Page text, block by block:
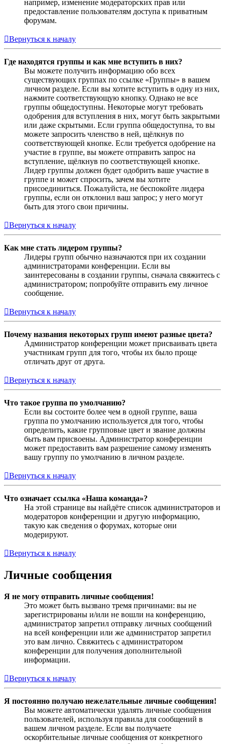
например, изменение модераторских прав или
предоставление пользователям доступа к приватным
форумам.
Вернуться к началу
Где находятся группы и как мне вступить в них?
Вы можете получить информацию обо всех
существующих группах по ссылке «Группы» в вашем
личном разделе. Если вы хотите вступить в одну из них,
нажмите соответствующую кнопку. Однако не все
группы общедоступны. Некоторые могут требовать
одобрения для вступления в них, могут быть закрытыми
или даже скрытыми. Если группа общедоступна, то вы
можете запросить членство в ней, щёлкнув по
соответствующей кнопке. Если требуется одобрение на
участие в группе, вы можете отправить запрос на
вступление, щёлкнув по соответствующей кнопке.
Лидер группы должен будет одобрить ваше участие в
группе и может спросить, зачем вы хотите
присоединиться. Пожалуйста, не беспокойте лидера
группы, если он отклонил ваш запрос; у него могут
быть для этого свои причины.
Вернуться к началу
Как мне стать лидером группы?
Лидеры групп обычно назначаются при их создании
администраторами конференции. Если вы
заинтересованы в создании группы, сначала свяжитесь с
администратором; попробуйте отправить ему личное
сообщение.
Вернуться к началу
Почему названия некоторых групп имеют разные цвета?
Администратор конференции может присваивать цвета
участникам групп для того, чтобы их было проще
отличать друг от друга.
Вернуться к началу
Что такое группа по умолчанию?
Если вы состоите более чем в одной группе, ваша
группа по умолчанию используется для того, чтобы
определить, какие групповые цвет и звание должны
быть вам присвоены. Администратор конференции
может предоставить вам разрешение самому изменять
вашу группу по умолчанию в личном разделе.
Вернуться к началу
Что означает ссылка «Наша команда»?
На этой странице вы найдёте список администраторов и
модераторов конференции и другую информацию,
такую как сведения о форумах, которые они
модерируют.
Вернуться к началу
Личные сообщения
Я не могу отправить личные сообщения!
Это может быть вызвано тремя причинами: вы не
зарегистрированы и/или не вошли на конференцию,
администратор запретил отправку личных сообщений
на всей конференции или же администратор запретил
это вам лично. Свяжитесь с администратором
конференции для получения дополнительной
информации.
Вернуться к началу
Я постоянно получаю нежелательные личные сообщения!
Вы можете автоматически удалять личные сообщения
пользователей, используя правила для сообщений в
вашем личном разделе. Если вы получаете
оскорбительные личные сообщения от конкретного